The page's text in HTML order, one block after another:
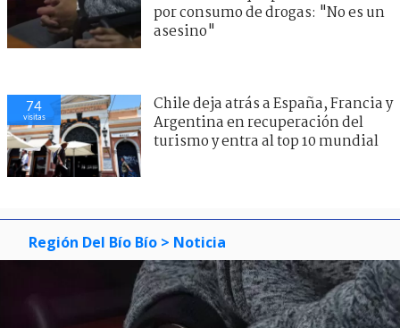
por consumo de drogas: "No es un
asesino"
74
visitas
Chile deja atrás a España, Francia y
Argentina en recuperación del
turismo y entra al top 10 mundial
Región Del Bío Bío > Noticia